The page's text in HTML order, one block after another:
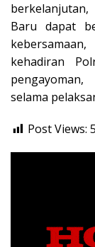
Baru dapat
kehadiran
selama
Post Views: